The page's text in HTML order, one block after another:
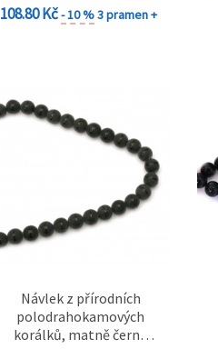
108.80 Kč- 10 %3 pramen +
Návlek z přírodních
polodrahokamových
korálků, matně černě